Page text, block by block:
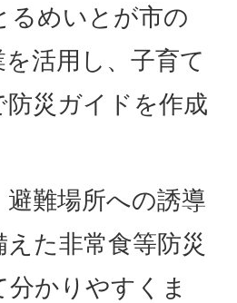
るめいとが市の
活用し、子育て
災ガイドを作成
難場所への誘導
た非常食等防災
かりやすくま